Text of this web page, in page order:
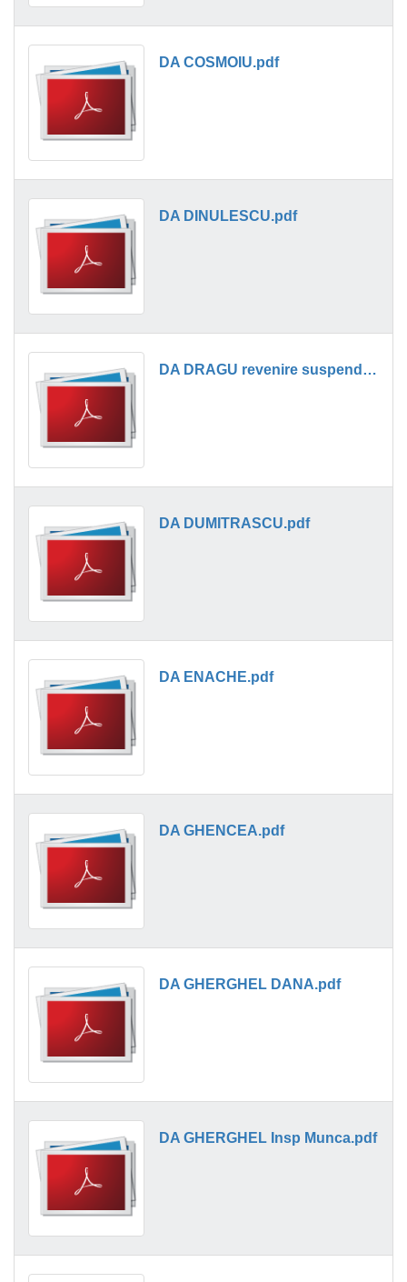
DA COSMOIU.pdf
DA DINULESCU.pdf
DA DRAGU revenire suspendare.pdf
DA DUMITRASCU.pdf
DA ENACHE.pdf
DA GHENCEA.pdf
DA GHERGHEL DANA.pdf
DA GHERGHEL Insp Munca.pdf